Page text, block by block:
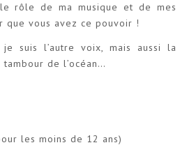
rôle de ma musique et de mes
que vous avez ce pouvoir !
je suis l’autre voix, mais aussi la
de l’océan…
les moins de 12 ans)